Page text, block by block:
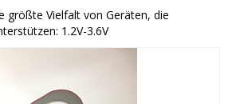
größte Vielfalt von Geräten, die
1.2V-3.6V